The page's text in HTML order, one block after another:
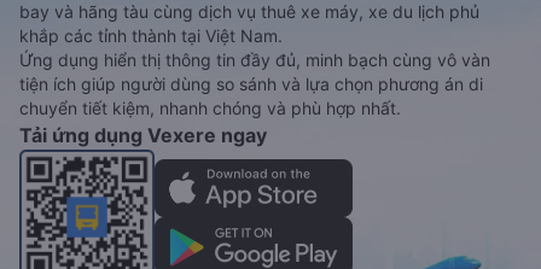
bay và hãng tàu cùng dịch vụ thuê xe máy, xe du lịch phủ
khắp các tỉnh thành tại Việt Nam.
Ứng dụng hiển thị thông tin đầy đủ, minh bạch cùng vô vàn
tiện ích giúp người dùng so sánh và lựa chọn phương án di
chuyển tiết kiệm, nhanh chóng và phù hợp nhất.
Tải ứng dụng Vexere ngay